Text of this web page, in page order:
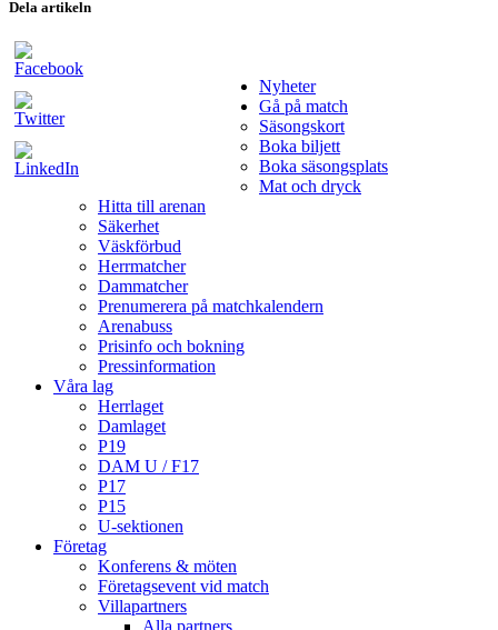
Dela artikeln
Nyheter
Gå på match
Säsongskort
Boka biljett
Boka säsongsplats
Mat och dryck
Hitta till arenan
Säkerhet
Väskförbud
Herrmatcher
Dammatcher
Prenumerera på matchkalendern
Arenabuss
Prisinfo och bokning
Pressinformation
Våra lag
Herrlaget
Damlaget
P19
DAM U / F17
P17
P15
U-sektionen
Företag
Konferens & möten
Företagsevent vid match
Villapartners
Alla partners